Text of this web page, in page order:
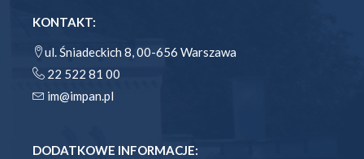
KONTAKT:
ul. Śniadeckich 8, 00-656 Warszawa
22 522 81 00
im@impan.pl
DODATKOWE INFORMACJE: